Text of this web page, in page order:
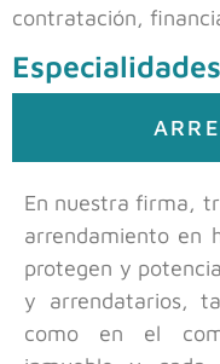
contratación,
Especialidades
En nuestra firma,
arrendamiento en
protegen y
y arrendatarios,
como en el